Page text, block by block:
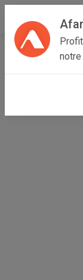
Accueil